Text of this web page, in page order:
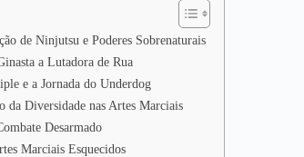
de Ninjutsu e Poderes Sobrenaturais
a Lutadora de Rua
e a Jornada do Underdog
da Diversidade nas Artes Marciais
Desarmado
Marciais Esquecidos